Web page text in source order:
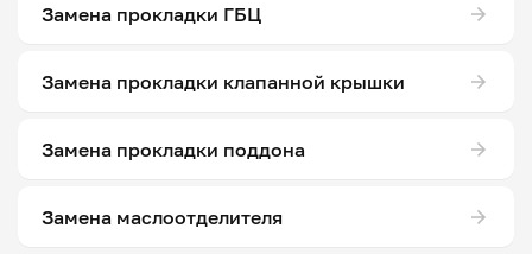
Замена прокладки ГБЦ
Замена прокладки клапанной крышки
Замена прокладки поддона
Замена маслоотделителя